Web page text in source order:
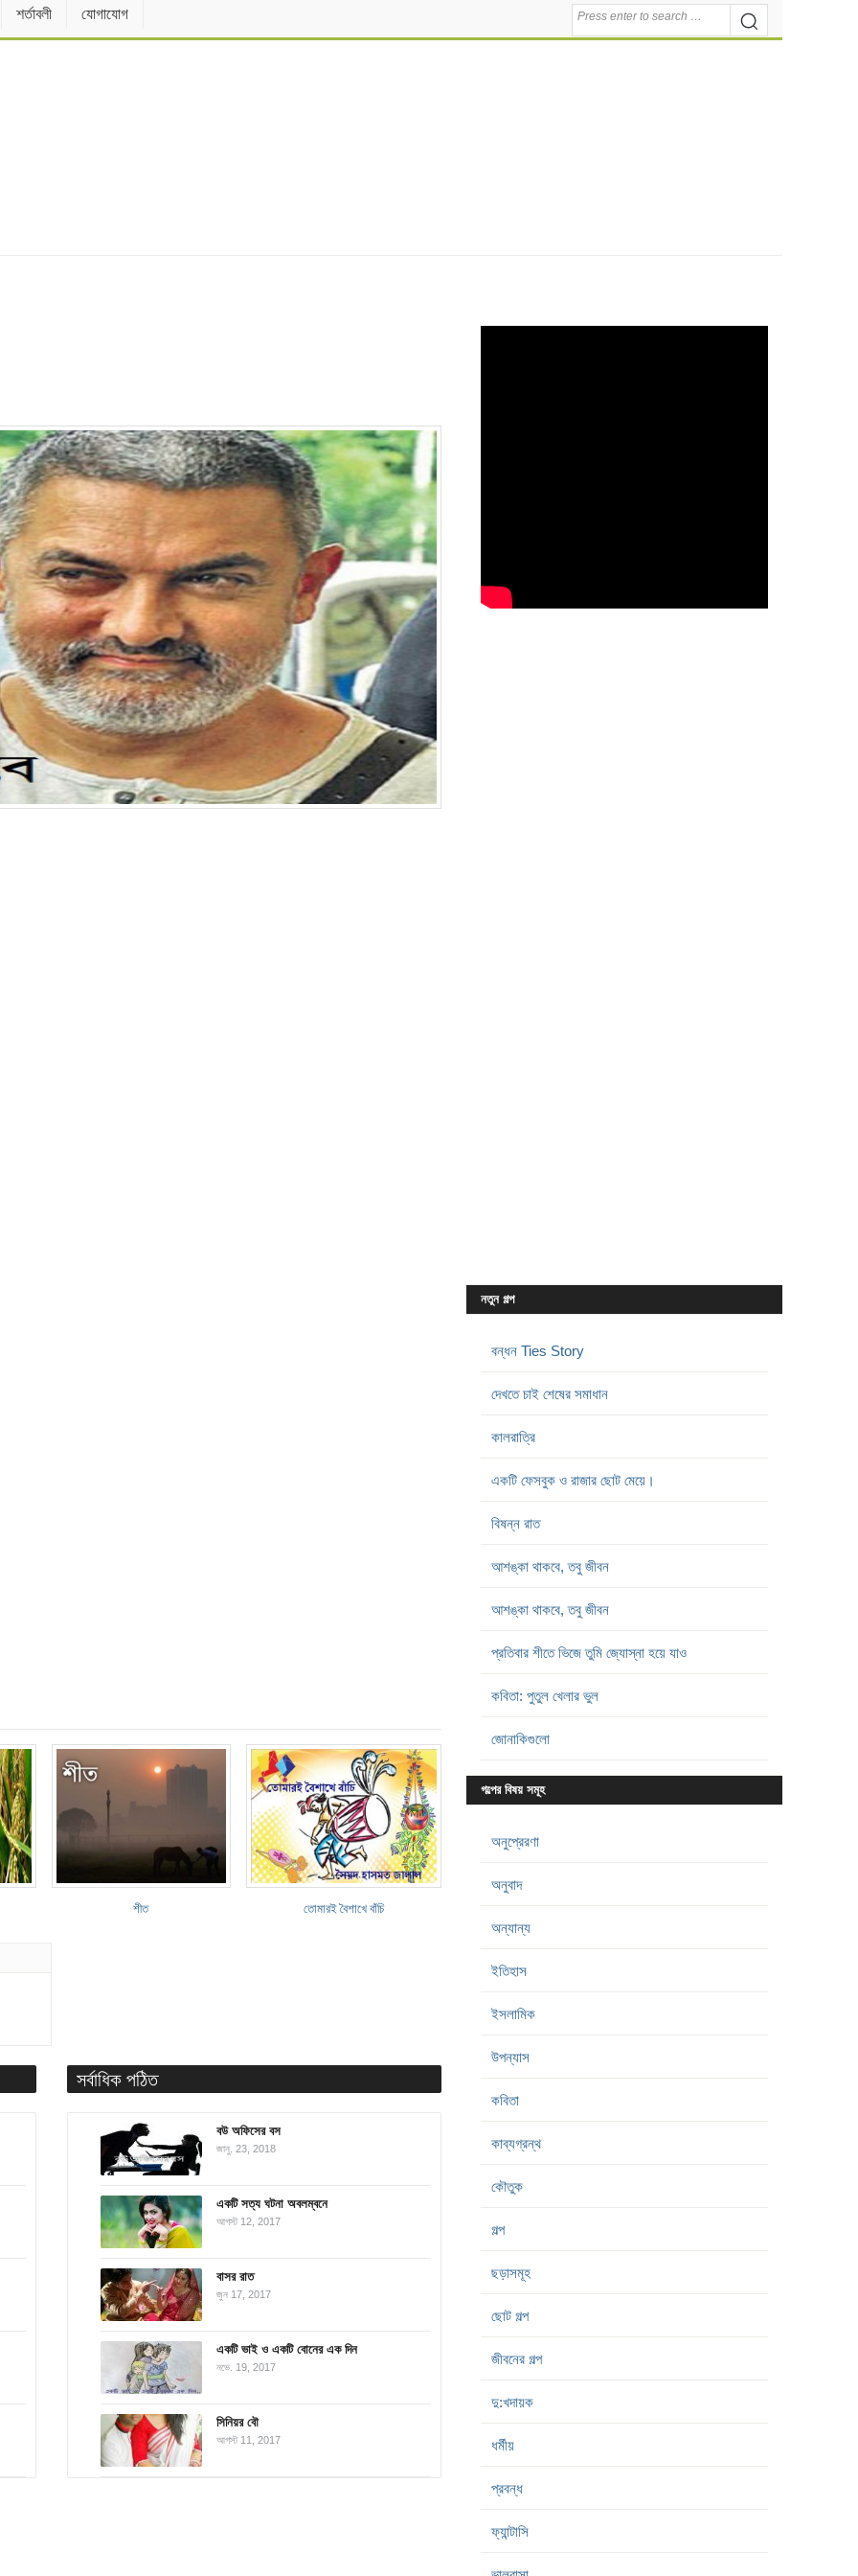
শর্তাবলী যোগাযোগ
শীত তোমারই বৈশাখে বাঁচি
সর্বাধিক পঠিত
বউ অফিসের বস
জানু. 23, 2018
একটি সত্য ঘটনা অবলম্বনে
আগস্ট 12, 2017
বাসর রাত
জুন 17, 2017
একটি ভাই ও একটি বোনের এক দিন
নভে. 19, 2017
সিনিয়র বৌ
আগস্ট 11, 2017
নতুন গল্প
বন্ধন Ties Story
দেখতে চাই শেষের সমাধান
কালরাত্রি
একটি ফেসবুক ও রাজার ছোট মেয়ে।
বিষন্ন রাত
আশঙ্কা থাকবে, তবু জীবন
আশঙ্কা থাকবে, তবু জীবন
প্রতিবার শীতে ভিজে তুমি জ্যোস্না হয়ে যাও
কবিতা: পুতুল খেলার ভুল
জোনাকিগুলো
গল্পের বিষয় সমূহ
অনুপ্রেরণা
অনুবাদ
অন্যান্য
ইতিহাস
ইসলামিক
উপন্যাস
কবিতা
কাব্যগ্রন্থ
কৌতুক
গল্প
ছড়াসমূহ
ছোট গল্প
জীবনের গল্প
দু:খদায়ক
ধর্মীয়
প্রবন্ধ
ফ্যান্টাসি